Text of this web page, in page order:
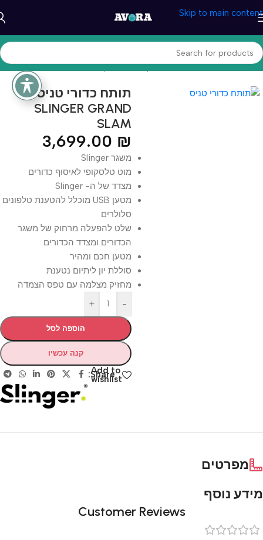
Skip to main content
עמוד הבית/ספורט וכושר/כדורעף, טניס וגולף
תותח כדורי טניס
SLINGER GRAND
SLAM
3,699.00 ₪
משגר Slinger
מוט טלסקופי לאיסוף כדורים
מצדד של ה- Slinger
מטען USB מוכלל להטענת טלפונים
סלולרים
שלט להפעלה מרחוק של משגר
הכדורים ומצדד הכדורים
מטען חכם ומהיר
סוללת יון ליתיום נטענת
מחזיק מצלמה עם טפס הצמדה
-
+
הוספה לסל
קנה עכשיו
Add to
wishlist
Share:
מפרטים
מידע נוסף
Customer Reviews